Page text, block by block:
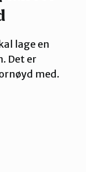
lage en
Det er
med.